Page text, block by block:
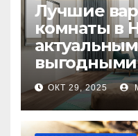
Лучшие
комнаты в
ОКТ 29, 2025